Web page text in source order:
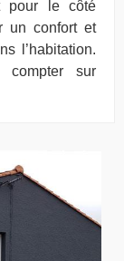
pour le côté
un confort et
l’habitation.
compter sur